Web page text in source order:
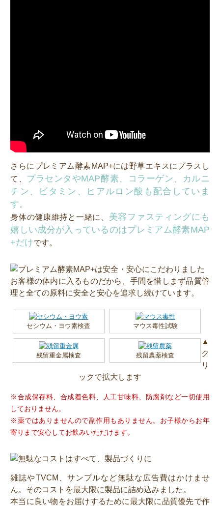
さらにプレミアム酵素MAP+には野草エキスにプラスし
て、 プラセンタやMAP酵素、コラーゲン、カルニ
チン、ビタミン、ヒアルロン酸も配合していま
す。
身体の健康維持と一緒に、 美容ファスティングにも
嬉しい成分が入っているのはプレミアム酵素MAP
+だけです。
お客様の体内に入るものだから、手間を惜しまず品質管
理と全ての原料に安全と安心を追求し続けています。
セシウム・ヨウ素検査 マウス毒性試験
残留重金属検査 残留農薬検査
▲
ク
リ
ックで拡大します
※合成保存料、合成着色料、人工甘味料、防腐剤など一切使用
しておりません。
※薬ではありませんので副作用もありません。お子様からお年
寄りまで安心してお飲みいただけます。
雑誌やTVCM、サンプルなど無駄な広告費はかけませ
ん。そのコストを最大限に製品に詰め込みました。
本当に良い物をお届けするために最大限に品質優先で作